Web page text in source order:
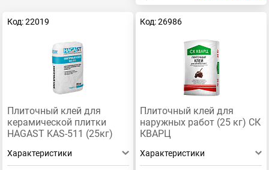
Код: 22019
Плиточный клей для
керамической плитки
HAGAST KAS-511 (25кг)
Характеристики
Код: 26986
Плиточный клей для
наружных работ (25 кг) СК
КВАРЦ
Характеристики